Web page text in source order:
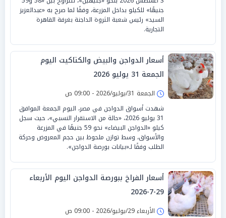
جنيهًا» للكيلو بداخل المزرعة، وفقًا لما صرح به «عبدالعزيز
السيد» رئيس شعبة الثروة الداجنة بغرفة القاهرة
التجارية.
أسعار الدواجن والبيض والكتاكيت اليوم
الجمعة 31 يوليو 2026
الجمعة 31/يوليو/2026 - 09:00 ص
شهدت أسواق الدواجن في مصر، اليوم الجمعة الموافق
31 يوليو 2026، «حالة من الاستقرار النسبي»، حيث سجل
كيلو «الدواجن البيضاء» نحو 59 جنيهًا في المزرعة
والأسواق، وسط توازن ملحوظ بين حجم المعروض وحركة
الطلب وفقًا لـ«بيانات بورصة الدواجن».
أسعار الفراخ ببورصة الدواجن اليوم الأربعاء
29-7-2026
الأربعاء 29/يوليو/2026 - 09:00 ص